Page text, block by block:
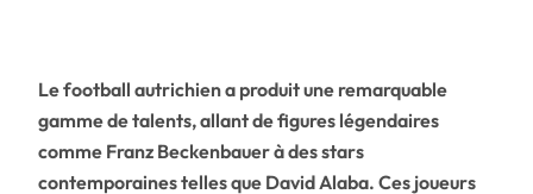
Le football autrichien a produit une remarquable
gamme de talents, allant de figures légendaires
comme Franz Beckenbauer à des stars
contemporaines telles que David Alaba. Ces joueurs